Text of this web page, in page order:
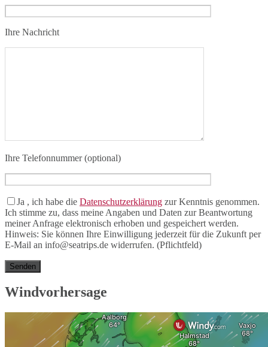
Ihre Nachricht
Ihre Telefonnummer (optional)
Ja , ich habe die Datenschutzerklärung zur Kenntnis genommen.
Ich stimme zu, dass meine Angaben und Daten zur Beantwortung
meiner Anfrage elektronisch erhoben und gespeichert werden.
Hinweis: Sie können Ihre Einwilligung jederzeit für die Zukunft per
E-Mail an info@seatrips.de widerrufen. (Pflichtfeld)
Windvorhersage